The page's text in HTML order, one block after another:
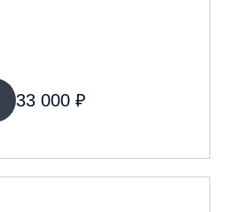
33 000 ₽